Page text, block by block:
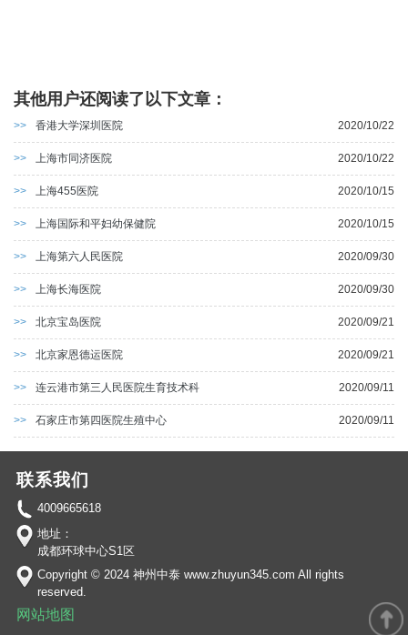
其他用户还阅读了以下文章：
>> 香港大学深圳医院 2020/10/22
>> 上海市同济医院 2020/10/22
>> 上海455医院 2020/10/15
>> 上海国际和平妇幼保健院 2020/10/15
>> 上海第六人民医院 2020/09/30
>> 上海长海医院 2020/09/30
>> 北京宝岛医院 2020/09/21
>> 北京家恩德运医院 2020/09/21
>> 连云港市第三人民医院生育技术科 2020/09/11
>> 石家庄市第四医院生殖中心 2020/09/11
联系我们
4009665618
地址：
成都环球中心S1区
Copyright © 2024 神州中泰 www.zhuyun345.com All rights
reserved.
网站地图